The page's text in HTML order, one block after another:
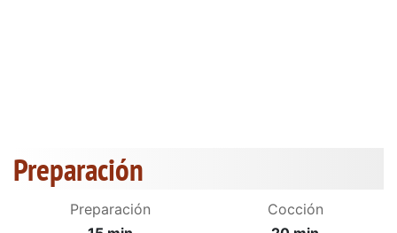
Preparación
Preparación
Cocción